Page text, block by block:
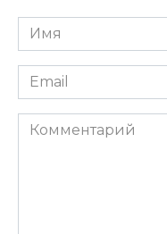
Имя
*
Email
*
Комментарий